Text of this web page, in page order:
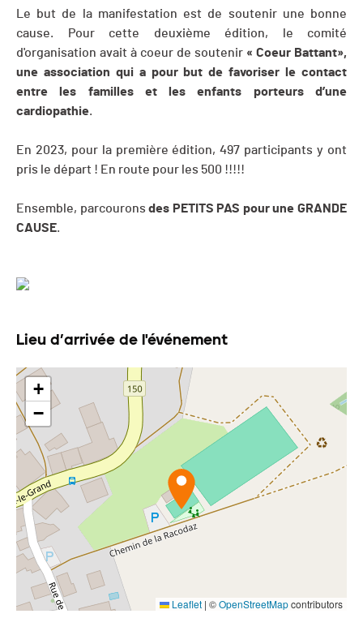
Le but de la manifestation est de soutenir une bonne
cause. Pour cette deuxième édition, le comité
d'organisation avait à coeur de soutenir « Coeur Battant»,
une association qui a pour but de favoriser le contact
entre les familles et les enfants porteurs d’une
cardiopathie.
En 2023, pour la première édition, 497 participants y ont
pris le départ ! En route pour les 500 !!!!!
Ensemble, parcouronsdes PETITS PAS pour une GRANDE
CAUSE.
Lieu d’arrivée de l'événement
+
−
Leaflet | ©OpenStreetMapcontributors